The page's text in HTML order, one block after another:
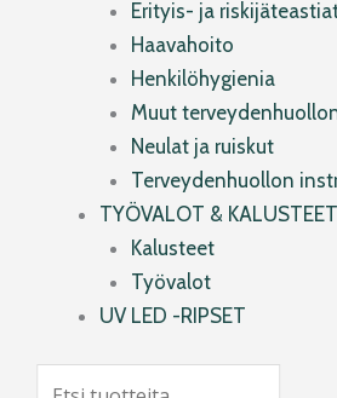
Erityis- ja
Haavahoito
Henkilöhygienia
Muut
Neulat ja ruiskut
Terveydenhuollon
TYÖVALOT & KALUSTEET
Kalusteet
Työvalot
UV LED -RIPSET